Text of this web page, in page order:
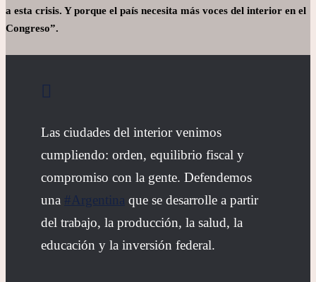
a esta crisis. Y porque el país necesita más voces del interior en el
Congreso”.
Las ciudades del interior venimos
cumpliendo: orden, equilibrio fiscal y
compromiso con la gente. Defendemos
una #Argentina que se desarrolle a partir
del trabajo, la producción, la salud, la
educación y la inversión federal.